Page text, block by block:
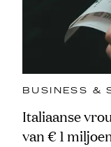
BUSINESS &
Italiaanse
van € 1